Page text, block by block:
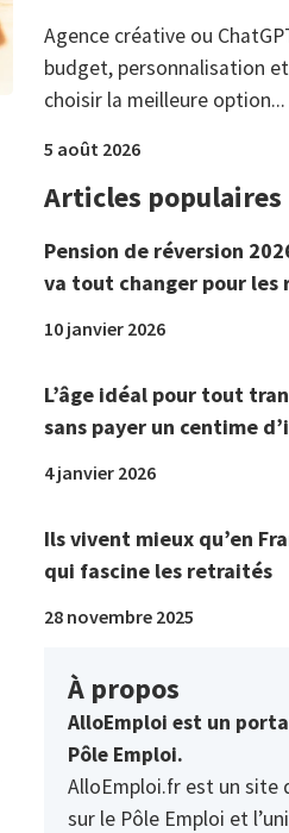
Agence créative ou
budget, personnalisation
choisir la meilleure option...
5 août 2026
Articles populaires
Pension de réversion
va tout changer pour les
10 janvier 2026
L’âge idéal pour tout
sans payer un centime
4 janvier 2026
Ils vivent mieux qu’en
qui fascine les retraités
28 novembre 2025
À propos
AlloEmploi est un
Pôle Emploi.
AlloEmploi.fr est un site
sur le Pôle Emploi et